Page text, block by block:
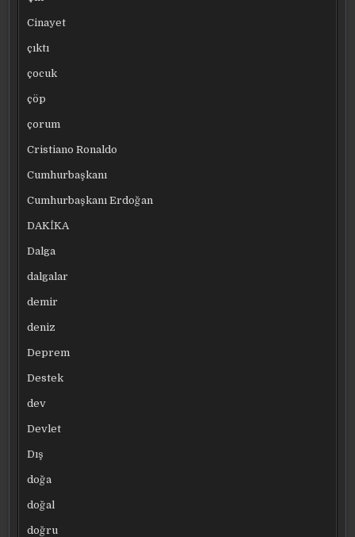
Cinayet
çıktı
çocuk
çöp
çorum
Cristiano Ronaldo
Cumhurbaşkanı
Cumhurbaşkanı Erdoğan
DAKİKA
Dalga
dalgalar
demir
deniz
Deprem
Destek
dev
Devlet
Dış
doğa
doğal
doğru